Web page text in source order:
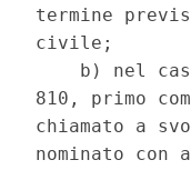
termine
civile;
b) nel
810, primo
chiamato a
nominato